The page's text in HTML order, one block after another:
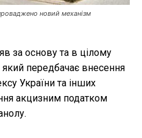
новий механізм
за основу та в цілому
який передбачає внесення
України та інших
акцизним податком